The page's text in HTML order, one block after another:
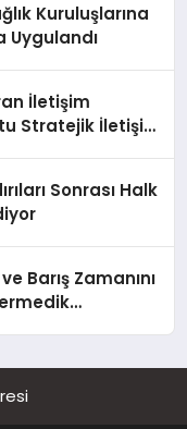
Kuruluşlarına
Uygulandı
İletişim
Stratejik İletişim
Sonrası Halk
Barış Zamanını